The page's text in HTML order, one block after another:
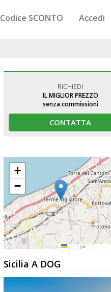
Codice SCONTO Accedi
RICHIEDI
IL MIGLIOR PREZZO
senza commissioni
CONTATTA
+
−
|©
Sicilia A DOG